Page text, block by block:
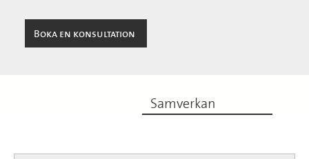
Boka en konsultation
Samverkan